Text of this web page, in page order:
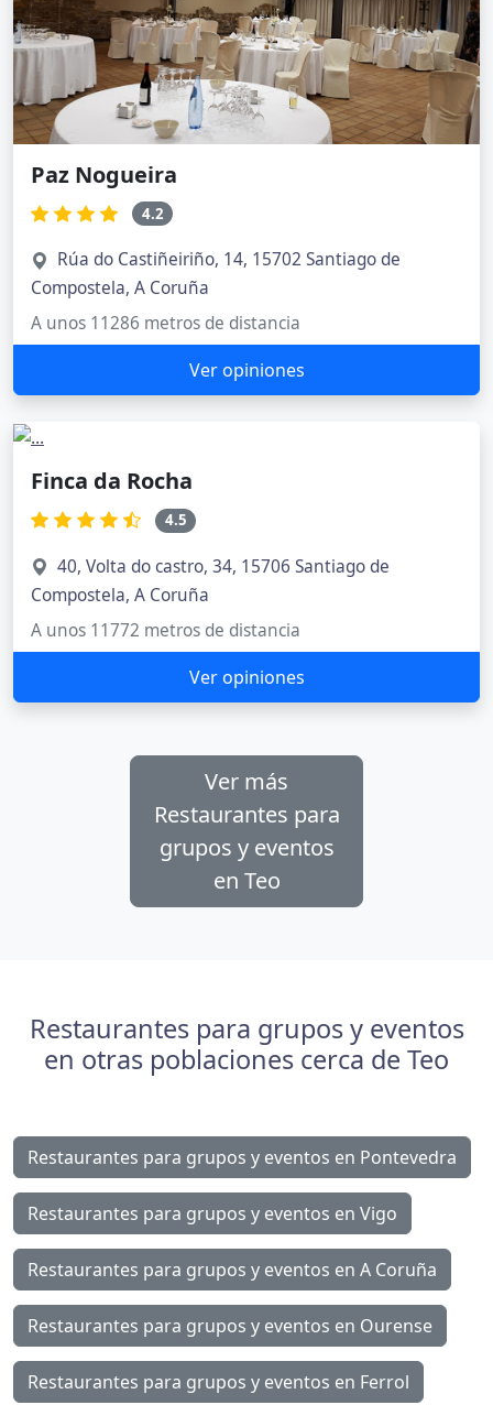
Paz Nogueira
4.2
Rúa do Castiñeiriño, 14, 15702 Santiago de
Compostela, A Coruña
A unos 11286 metros de distancia
Ver opiniones
Finca da Rocha
4.5
40, Volta do castro, 34, 15706 Santiago de
Compostela, A Coruña
A unos 11772 metros de distancia
Ver opiniones
Ver más
Restaurantes para
grupos y eventos
en Teo
Restaurantes para grupos y eventos
en otras poblaciones cerca de Teo
Restaurantes para grupos y eventos en Pontevedra
Restaurantes para grupos y eventos en Vigo
Restaurantes para grupos y eventos en A Coruña
Restaurantes para grupos y eventos en Ourense
Restaurantes para grupos y eventos en Ferrol